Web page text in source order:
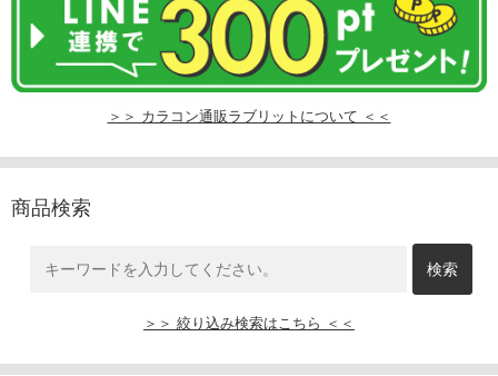
＞＞ カラコン通販ラブリットについて ＜＜
商品検索
＞＞ 絞り込み検索はこちら ＜＜